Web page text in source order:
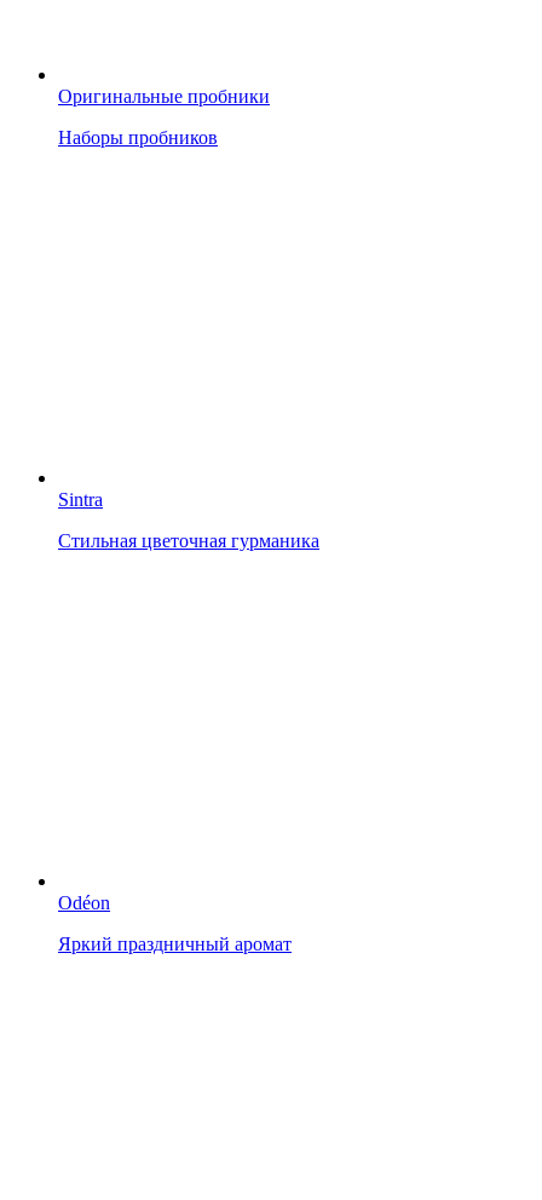
Оригинальные пробники
Наборы пробников
Sintra
Стильная цветочная гурманика
Odéon
Яркий праздничный аромат